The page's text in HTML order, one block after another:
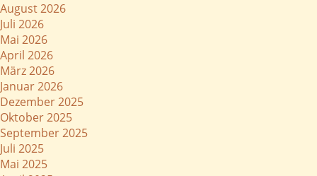
August 2026
Juli 2026
Mai 2026
April 2026
März 2026
Januar 2026
Dezember 2025
Oktober 2025
September 2025
Juli 2025
Mai 2025